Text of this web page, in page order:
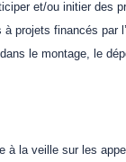
et/ou initier des
projets financés par
le montage, le
à la veille sur les